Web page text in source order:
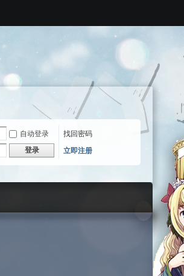
自动登录
找回密码
登录 立即注册